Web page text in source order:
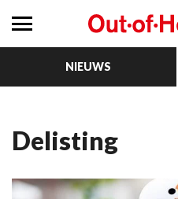
NIEUWS
delisting